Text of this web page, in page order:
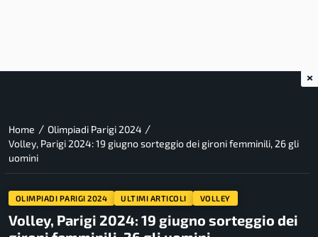
Home / Olimpiadi Parigi 2024 /
Volley, Parigi 2024: 19 giugno sorteggio dei gironi femminili, 26 gli
uomini
OLIMPIADI PARIGI 2024 ULTIMI ARTICOLI VOLLEY
Volley, Parigi 2024: 19 giugno sorteggio dei
×